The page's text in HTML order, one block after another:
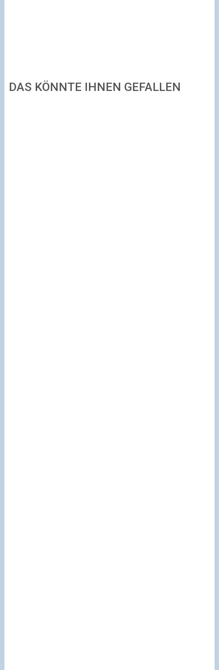
DAS KÖNNTE IHNEN GEFALLEN